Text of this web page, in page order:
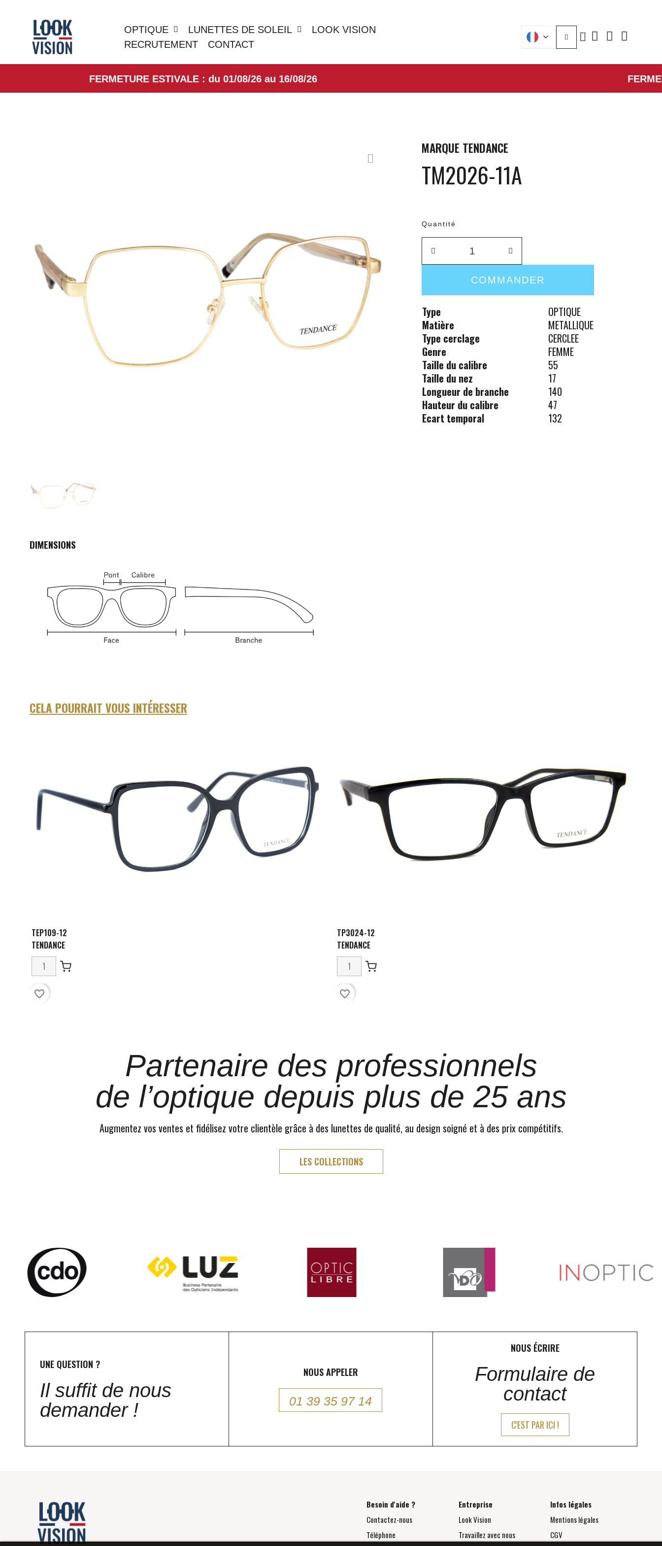
OPTIQUE LUNETTES DE SOLEIL
LOOK VISION
RECRUTEMENT
CONTACT
FERMETURE ESTIVALE : du 01/08/26 au 16/08/26
DIMENSIONS
MARQUE TENDANCE
TM2026-11A
Quantité
COMMANDER
Type
OPTIQUE
Matière
METALLIQUE
Type cerclage
CERCLEE
Genre
FEMME
Taille du calibre
55
Taille du nez
17
Longueur de branche
140
Hauteur du calibre
47
Ecart temporal
132
CELA POURRAIT VOUS INTÉRESSER
TEP109-12
TENDANCE
favorite_border
TP3024-12
TENDANCE
favorite_border
Partenaire des professionnels
de l’optique depuis plus de 25 ans
Augmentez vos ventes et fidélisez votre clientèle grâce à des lunettes de qualité, au design soigné et à des prix compétitifs.
LES COLLECTIONS
UNE QUESTION ?
Il suffit de nous
demander !
NOUS APPELER
01 39 35 97 14
NOUS ÉCRIRE
Formulaire de
contact
C'EST PAR ICI !
Besoin d'aide ?
Contactez-nous
Téléphone
Entreprise
Look Vision
Travaillez avec nous
Infos légales
Mentions légales
CGV